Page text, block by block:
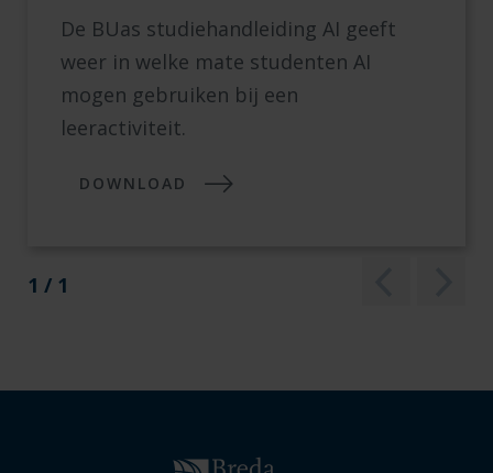
De BUas studiehandleiding AI geeft
weer in welke mate studenten AI
mogen gebruiken bij een
leeractiviteit.
DOWNLOAD
1 / 1